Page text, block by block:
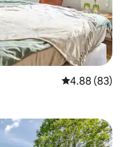
平均评分 4.88
4.88 (83)